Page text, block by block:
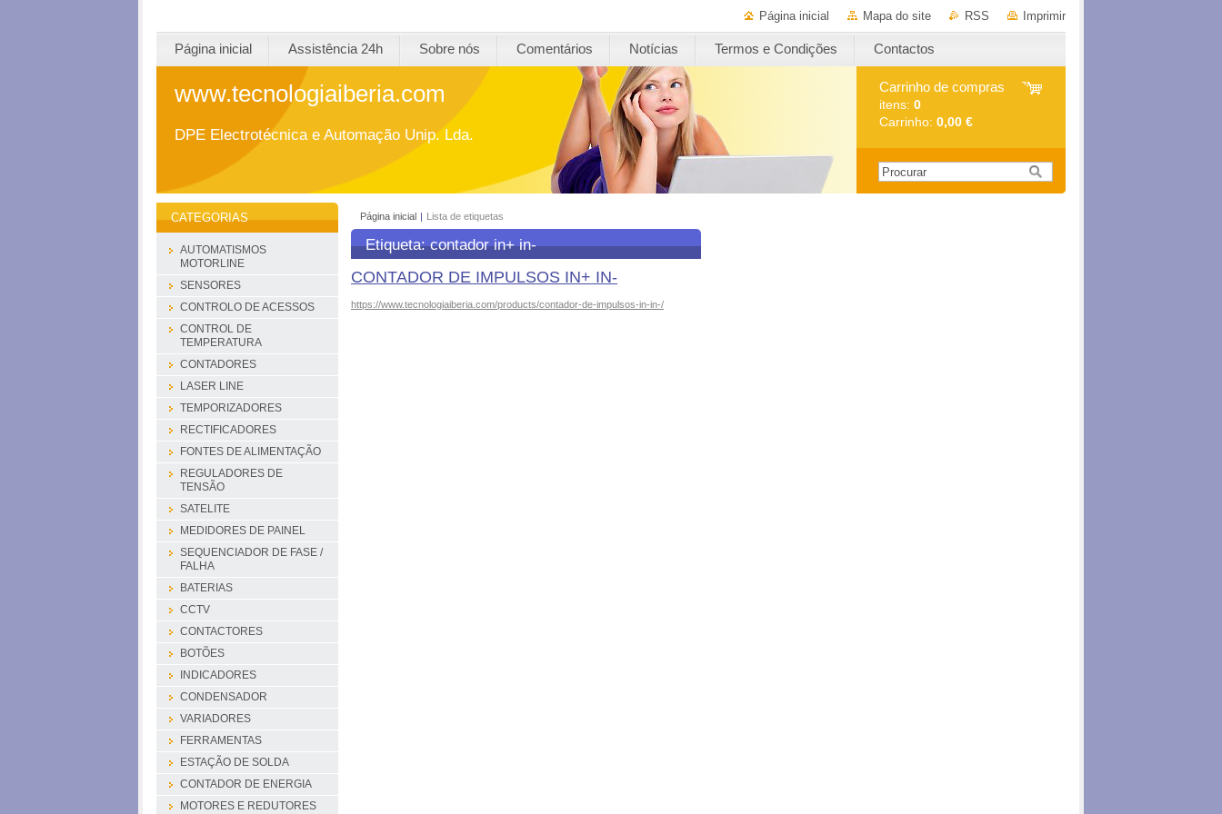
Página inicial Mapa do site RSS Imprimir
Página inicial Assistência 24h Sobre nós Comentários Notícias Termos e Condições Contactos
www.tecnologiaiberia.com
DPE Electrotécnica e Automação Unip. Lda.
Carrinho de compras
itens: 0
Carrinho: 0,00 €
Página inicial | Lista de etiquetas
Etiqueta: contador in+ in-
CONTADOR DE IMPULSOS IN+ IN-
https://www.tecnologiaiberia.com/products/contador-de-impulsos-in-in-/
CATEGORIAS
AUTOMATISMOS
MOTORLINE
SENSORES
CONTROLO DE ACESSOS
CONTROL DE
TEMPERATURA
CONTADORES
LASER LINE
TEMPORIZADORES
RECTIFICADORES
FONTES DE ALIMENTAÇÃO
REGULADORES DE
TENSÃO
SATELITE
MEDIDORES DE PAINEL
SEQUENCIADOR DE FASE /
FALHA
BATERIAS
CCTV
CONTACTORES
BOTÕES
INDICADORES
CONDENSADOR
VARIADORES
FERRAMENTAS
ESTAÇÃO DE SOLDA
CONTADOR DE ENERGIA
MOTORES E REDUTORES